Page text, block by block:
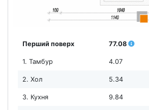
Перший поверх 77.08
1. Тамбур 4.07
2. Хол 5.34
3. Кухня 9.84